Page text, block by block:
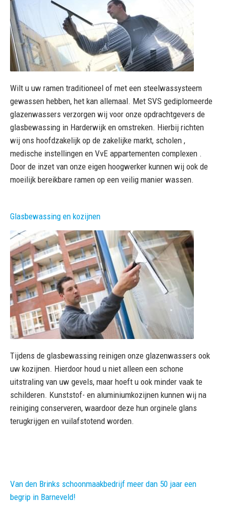
Wilt u uw ramen traditioneel of met een steelwassysteem
gewassen hebben, het kan allemaal. Met SVS gediplomeerde
glazenwassers verzorgen wij voor onze opdrachtgevers de
glasbewassing in Harderwijk en omstreken. Hierbij richten
wij ons hoofdzakelijk op de zakelijke markt, scholen ,
medische instellingen en VvE appartementen complexen .
Door de inzet van onze eigen hoogwerker kunnen wij ook de
moeilijk bereikbare ramen op een veilig manier wassen.
Glasbewassing en kozijnen
Tijdens de glasbewassing reinigen onze glazenwassers ook
uw kozijnen. Hierdoor houd u niet alleen een schone
uitstraling van uw gevels, maar hoeft u ook minder vaak te
schilderen. Kunststof- en aluminiumkozijnen kunnen wij na
reiniging conserveren, waardoor deze hun orginele glans
terugkrijgen en vuilafstotend worden.
Van den Brinks schoonmaakbedrijf meer dan 50 jaar een
begrip in Barneveld!